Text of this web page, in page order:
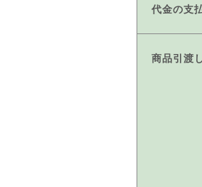
代金の支
商品引渡